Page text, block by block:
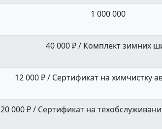
1 000 000
40 000 ₽ / Комплект зимних
12 000 ₽ / Сертификат на химчистку
20 000 ₽ / Сертификат на